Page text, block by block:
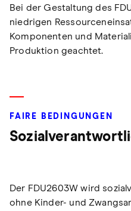
Bei der Gestaltung des
niedrigen
Komponenten und
Produktion geachtet.
FAIRE BEDINGUNGEN
Der FDU2603W wird
ohne Kinder- und